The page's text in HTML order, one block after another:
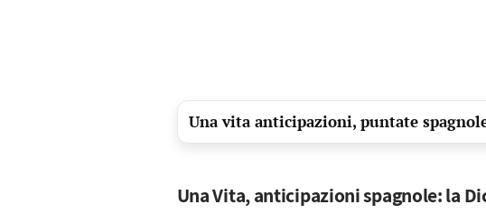
Una vita anticipazioni, puntate
Una Vita, anticipazioni spagnole: la